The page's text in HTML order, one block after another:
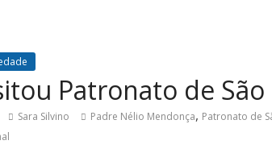
Patronato de
Sara Silvino Padre Nélio Mendonça, Patronato de